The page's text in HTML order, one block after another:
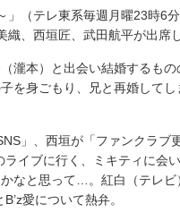
（テレ東系毎週月曜23時6
、西垣匠、武田航平が出席し
瀧本）と出会い結婚するもの
を身ごもり、兄と再婚してし
」、西垣が「ファンクラブ
ライブに行く、ミキティに会
なと思って…。紅白（テレビ
愛について熱弁。